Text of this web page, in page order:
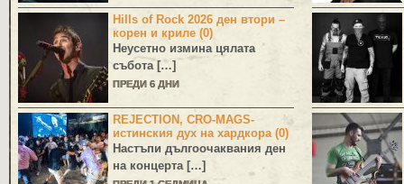
Hills of Rock 2026 ден втори –
корен и криле (0)
Неусетно измина цялата
събота […]
ПРЕДИ 6 ДНИ
REJECTION, CRO-MAGS-
истинския дух на хардкора (0)
Настъпи дългоочаквания ден
на концерта […]